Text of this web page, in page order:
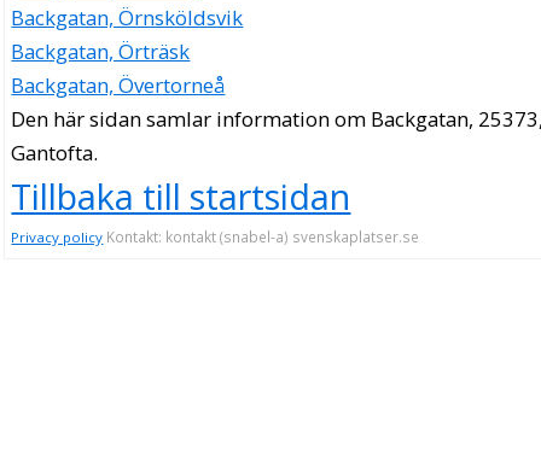
Backgatan, Örnsköldsvik
Backgatan, Örträsk
Backgatan, Övertorneå
Den här sidan samlar information om Backgatan,
Gantofta.
Tillbaka till startsidan
Privacy policy Kontakt: kontakt (snabel-a) svenskaplatser.se